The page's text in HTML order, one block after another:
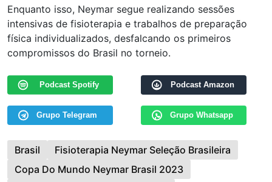
Enquanto isso, Neymar segue realizando sessões
intensivas de fisioterapia e trabalhos de preparação
física individualizados, desfalcando os primeiros
compromissos do Brasil no torneio.
Podcast Spotify Podcast Amazon
Grupo Telegram Grupo Whatsapp
Brasil
Fisioterapia Neymar Seleção Brasileira
Copa Do Mundo Neymar Brasil 2023